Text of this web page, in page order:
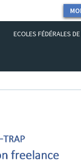
ECOLES FÉDÉRALES